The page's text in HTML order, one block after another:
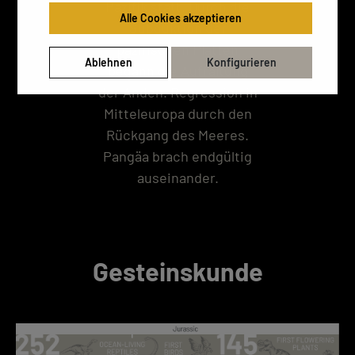
Pazifik statt. Durch die
Subduktion der
pazifischen Platten
begann die Auffaltung
der Anden. Regression in
Mitteleuropa durch den
Rückgang des Meeres.
Pangäa brach endgültig
auseinander.
Gesteinskunde
Alle Cookies akzeptieren
Ablehnen Konfigurieren